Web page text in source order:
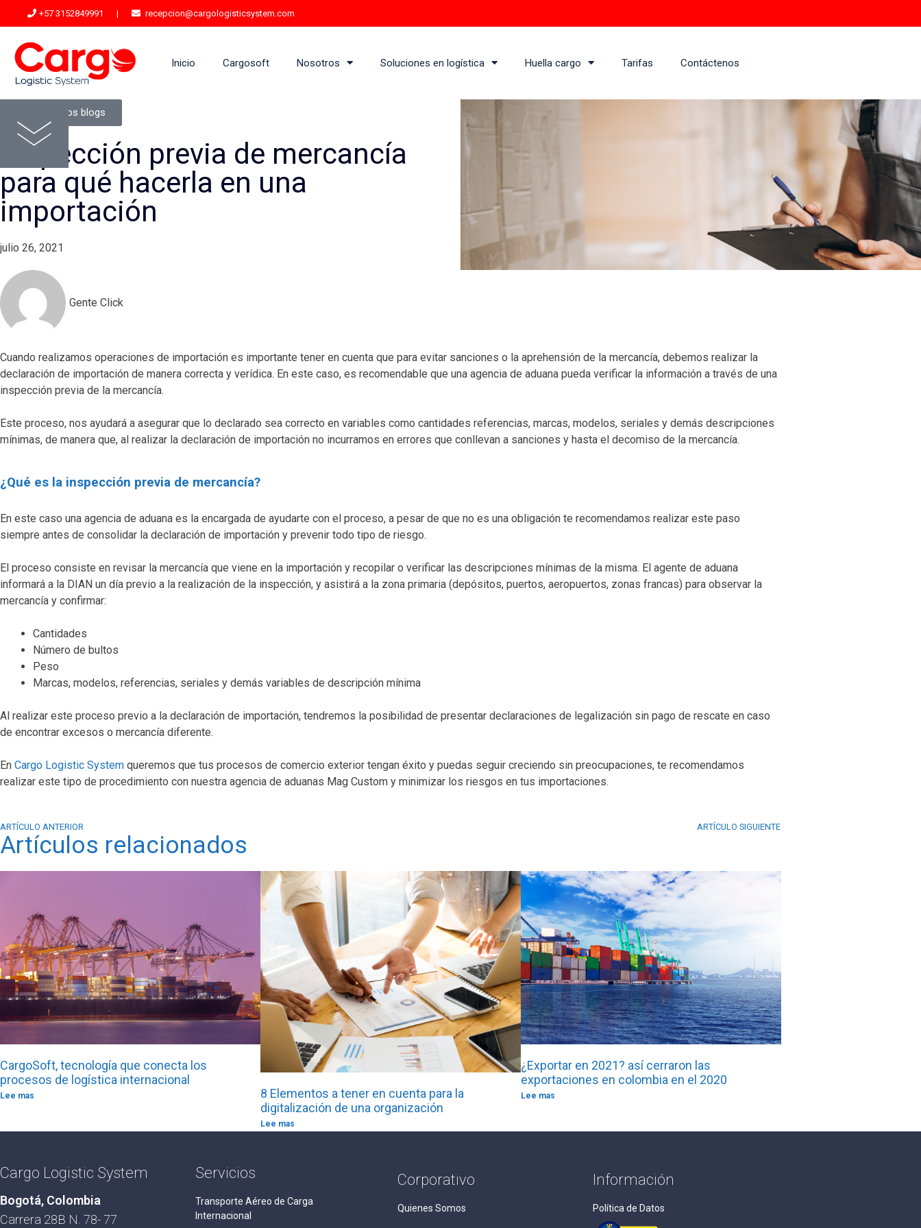
+57 3152849991 | recepcion@cargologisticsystem.com
Inicio Cargosoft Nosotros Soluciones en logística Huella cargo Tarifas Contáctenos
Ver todos los blogs
Inspección previa de mercancía
para qué hacerla en una
importación
julio 26, 2021
Gente Click
Cuando realizamos operaciones de importación es importante tener en cuenta que para evitar sanciones o la aprehensión de la mercancía, debemos realizar la
declaración de importación de manera correcta y verídica. En este caso, es recomendable que una agencia de aduana pueda verificar la información a través de una
inspección previa de la mercancía.
Este proceso, nos ayudará a asegurar que lo declarado sea correcto en variables como cantidades referencias, marcas, modelos, seriales y demás descripciones
mínimas, de manera que, al realizar la declaración de importación no incurramos en errores que conllevan a sanciones y hasta el decomiso de la mercancía.
¿Qué es la inspección previa de mercancía?
En este caso una agencia de aduana es la encargada de ayudarte con el proceso, a pesar de que no es una obligación te recomendamos realizar este paso
siempre antes de consolidar la declaración de importación y prevenir todo tipo de riesgo.
El proceso consiste en revisar la mercancía que viene en la importación y recopilar o verificar las descripciones mínimas de la misma. El agente de aduana
informará a la DIAN un día previo a la realización de la inspección, y asistirá a la zona primaria (depósitos, puertos, aeropuertos, zonas francas) para observar la
mercancía y confirmar:
Cantidades
Número de bultos
Peso
Marcas, modelos, referencias, seriales y demás variables de descripción mínima
Al realizar este proceso previo a la declaración de importación, tendremos la posibilidad de presentar declaraciones de legalización sin pago de rescate en caso
de encontrar excesos o mercancía diferente.
En Cargo Logistic System queremos que tus procesos de comercio exterior tengan éxito y puedas seguir creciendo sin preocupaciones, te recomendamos
realizar este tipo de procedimiento con nuestra agencia de aduanas Mag Custom y minimizar los riesgos en tus importaciones.
ARTÍCULO ANTERIOR ARTÍCULO SIGUIENTE
Artículos relacionados
CargoSoft, tecnología que conecta los
procesos de logística internacional
Lee mas
8 Elementos a tener en cuenta para la
digitalización de una organización
Lee mas
¿Exportar en 2021? así cerraron las
exportaciones en colombia en el 2020
Lee mas
Cargo Logistic System
Bogotá, Colombia
Carrera 28B N. 78- 77
Servicios
Transporte Aéreo de Carga
Internacional
Corporativo
Quienes Somos
Información
Política de Datos